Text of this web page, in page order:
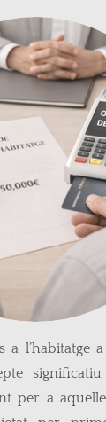
a l’habitatge
per a